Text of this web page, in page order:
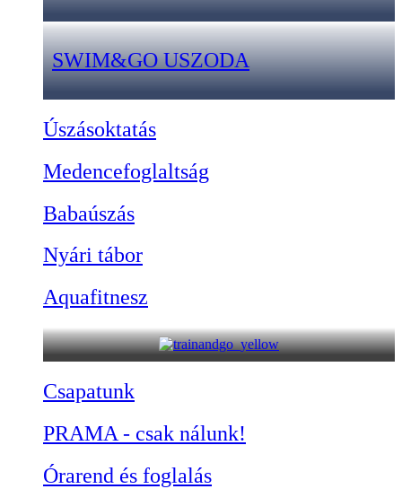
SWIM&GO USZODA
Úszásoktatás
Medencefoglaltság
Babaúszás
Nyári tábor
Aquafitnesz
Csapatunk
PRAMA - csak nálunk!
Órarend és foglalás